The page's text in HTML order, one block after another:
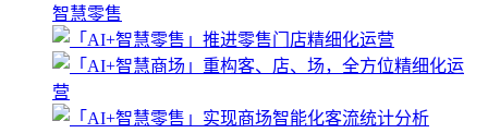
智慧零售